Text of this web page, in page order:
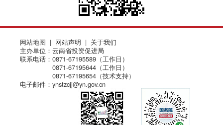
网站地图 | 网站声明 | 关于我们
主办单位：云南省投资促进局
联系电话：0871-67195589（工作日）
0871-67195644（工作日）
0871-67195654（技术支持）
电子邮件：ynstzcjj@yn.gov.cn